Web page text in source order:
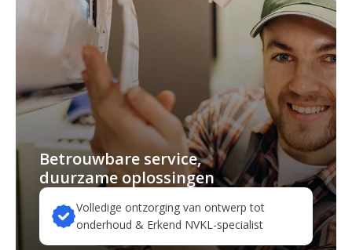
Betrouwbare service,
duurzame oplossingen
Volledige ontzorging van ontwerp tot
onderhoud & Erkend NVKL-specialist